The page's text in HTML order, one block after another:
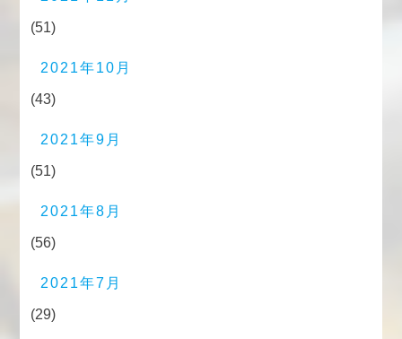
(51)
2021年10月
(43)
2021年9月
(51)
2021年8月
(56)
2021年7月
(29)